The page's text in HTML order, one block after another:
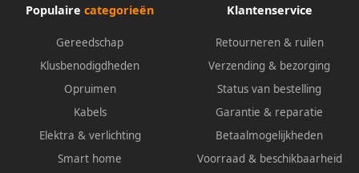
Populaire categorieën
Gereedschap
Klusbenodigdheden
Opruimen
Kabels
Elektra & verlichting
Smart home
Klantenservice
Retourneren & ruilen
Verzending & bezorging
Status van bestelling
Garantie & reparatie
Betaalmogelijkheden
Voorraad & beschikbaarheid